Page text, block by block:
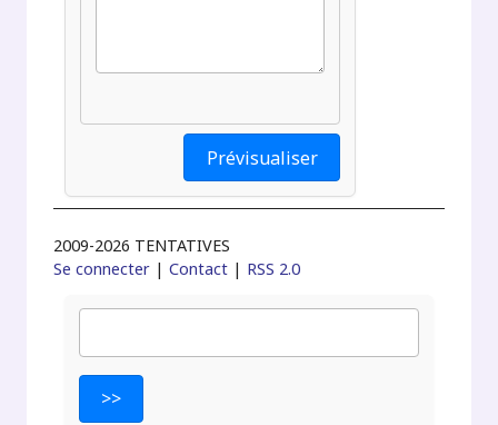
2009-2026 TENTATIVES
Se connecter |Contact | RSS 2.0